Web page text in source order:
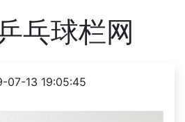
乓球栏网
07-13 19:05:45